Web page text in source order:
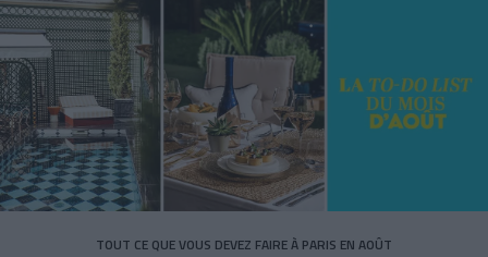
TOUT CE QUE VOUS DEVEZ FAIRE À PARIS EN AOÛT